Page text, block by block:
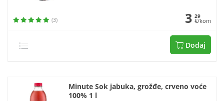
(3) 3 29
€/kom
Dodaj
Minute Sok jabuka, grožđe, crveno voće
100% 1 l